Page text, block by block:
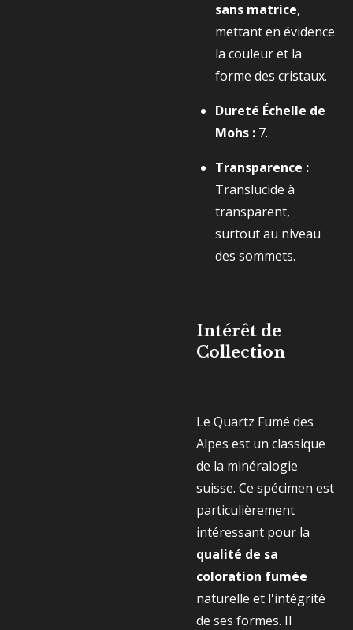
sans matrice,
mettant en évidence
la couleur et la
forme des cristaux.
Dureté Échelle de
Mohs : 7.
Transparence :
Translucide à
transparent,
surtout au niveau
des sommets.
Intérêt de
Collection
Le Quartz Fumé des
Alpes est un classique
de la minéralogie
suisse. Ce spécimen est
particulièrement
intéressant pour la
qualité de sa
coloration fumée
naturelle et l'intégrité
de ses formes. Il